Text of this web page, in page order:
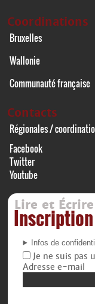
Coordinations
Bruxelles
Wallonie
Communauté française
Contacts
Régionales /
Facebook
Twitter
Youtube
Lire et Écrire
Infos de
Je ne suis pas
Adresse e-mail